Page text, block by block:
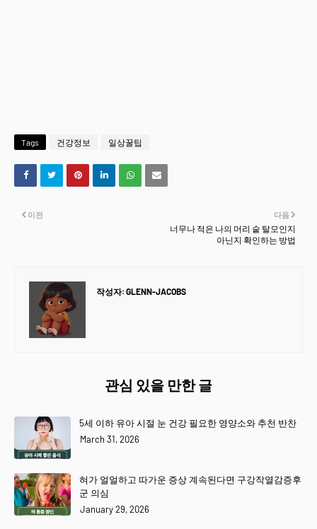
Tags 건강정보 일상꿀팁
다음
너무나 적은 나의 머리 숱 탈모인지
아닌지 확인하는 방법
이전
작성자: GLENN-JACOBS
관심 있을 만한 글
5세 이하 유아 시절 눈 건강 필요한 영양소와 추천 반찬
March 31, 2026
혀가 얼얼하고 따가운 증상 계속된다면 구강작열감증후
군 의심
January 29, 2026